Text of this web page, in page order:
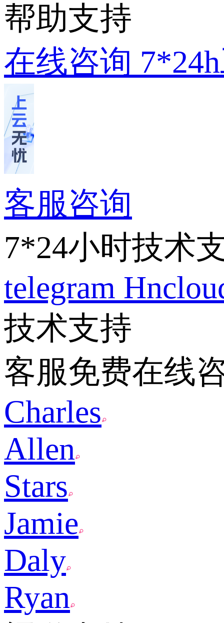
帮助支持
在线咨询
客服咨询
7*24小时技术
telegram
技术支持
客服免费在线
Charles
Allen
Stars
Jamie
Daly
Ryan